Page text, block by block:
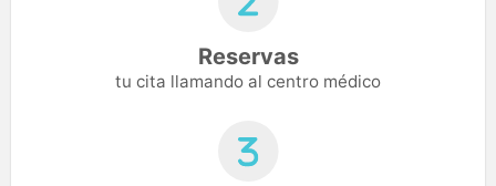
Reservas
tu cita llamando al centro médico